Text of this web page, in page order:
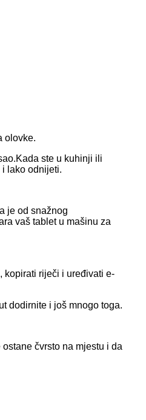
olovke.
ste u kuhinji ili
lako odnijeti.
je od snažnog
vaš tablet u mašinu za
kopirati riječi i uređivati ​​e-
dodirnite i još mnogo toga.
čvrsto na mjestu i da